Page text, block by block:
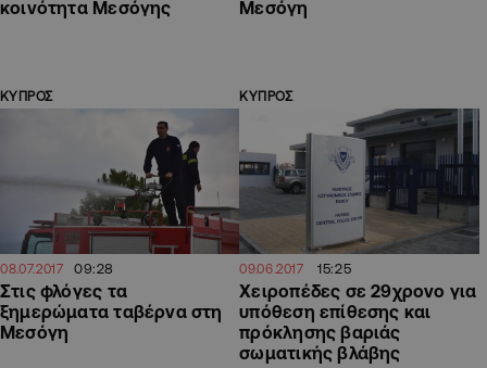
κοινότητα Μεσόγης
Μεσόγη
ΚΥΠΡΟΣ
08.07.2017 09:28
Στις φλόγες τα
ξημερώματα ταβέρνα στη
Μεσόγη
ΚΥΠΡΟΣ
09.06.2017 15:25
Χειροπέδες σε 29χρονο για
υπόθεση επίθεσης και
πρόκλησης βαριάς
σωματικής βλάβης